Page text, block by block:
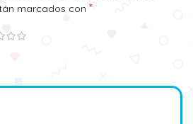
marcados con *